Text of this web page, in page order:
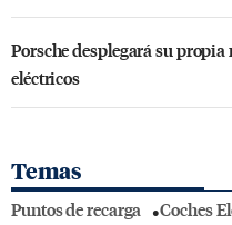
Porsche desplegará su propia
eléctricos
Temas
Puntos de recarga Coches